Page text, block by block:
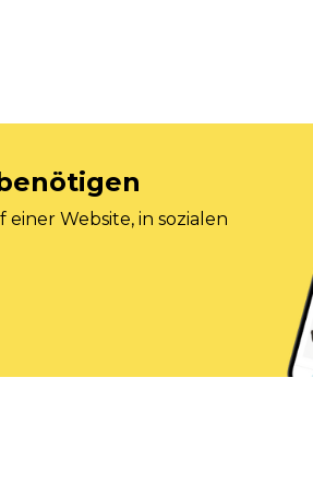
Website, in sozialen